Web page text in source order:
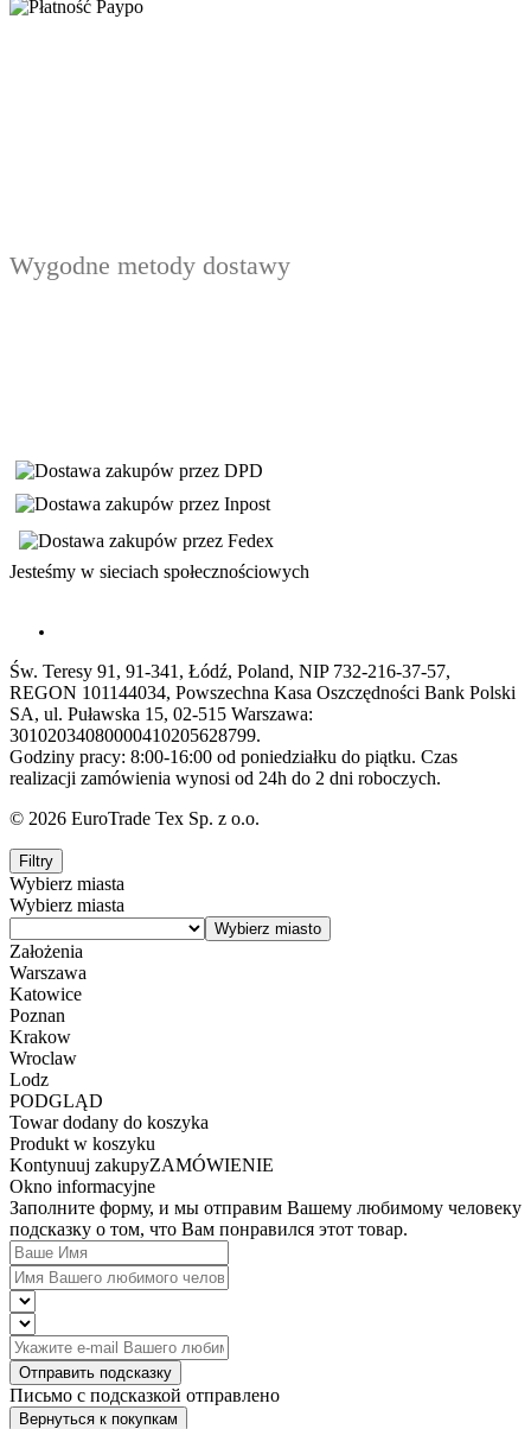
Wygodne metody dostawy
Jesteśmy w sieciach społecznościowych
Św. Teresy 91, 91-341, Łódź, Poland, NIP 732-216-37-57,
REGON 101144034, Powszechna Kasa Oszczędności Bank Polski
SA, ul. Puławska 15, 02-515 Warszawa:
30102034080000410205628799.
Godziny pracy: 8:00-16:00 od poniedziałku do piątku. Czas
realizacji zamówienia wynosi od 24h do 2 dni roboczych.
© 2026 EuroTrade Tex Sp. z o.o.
Filtry
Wybierz miasta
Wybierz miasta
Założenia
Warszawa
Katowice
Poznan
Krakow
Wroclaw
Lodz
PODGLĄD
Towar dodany do koszyka
Produkt w koszyku
Kontynuuj zakupyZAMÓWIENIE
Okno informacyjne
Заполните форму, и мы отправим Вашему любимому человеку
подсказку о том, что Вам понравился этот товар.
Отправить подсказку
Письмо с подсказкой отправлено
Вернуться к покупкам